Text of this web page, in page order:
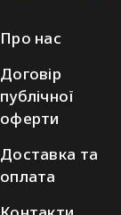
Про нас
Договір
публічної
оферти
Доставка та
оплата